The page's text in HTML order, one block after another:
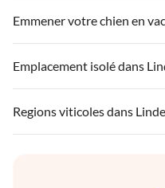
Emplacement isolé dans
Regions viticoles dans